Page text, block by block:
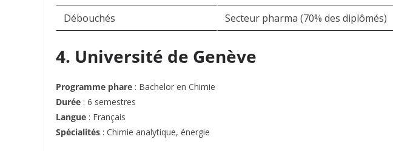
Débouchés
Secteur pharma (70% des diplômés)
4. Université de Genève
Programme phare : Bachelor en Chimie
Durée : 6 semestres
Langue : Français
Spécialités : Chimie analytique, énergie